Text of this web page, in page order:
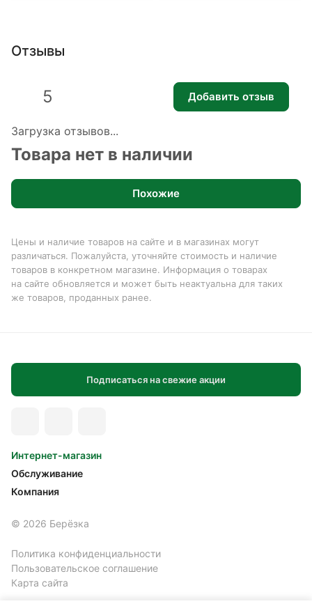
Отзывы
Загрузка отзывов...
5 Добавить отзыв
Товара нет в наличии
Похожие
Цены и наличие товаров на сайте и в магазинах могут
различаться. Пожалуйста, уточняйте стоимость и наличие
товаров в конкретном магазине. Информация о товарах
на сайте обновляется и может быть неактуальна для таких
же товаров, проданных ранее.
Подписаться на свежие акции
Интернет-магазин
Обслуживание
Компания
© 2026 Берёзка
Политика конфиденциальности
Пользовательское соглашение
Карта сайта